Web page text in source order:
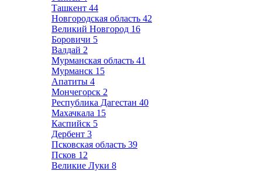
Ташкент 44
Новгородская область 42
Великий Новгород 16
Боровичи 5
Валдай 2
Мурманская область 41
Мурманск 15
Апатиты 4
Мончегорск 2
Республика Дагестан 40
Махачкала 15
Каспийск 5
Дербент 3
Псковская область 39
Псков 12
Великие Луки 8